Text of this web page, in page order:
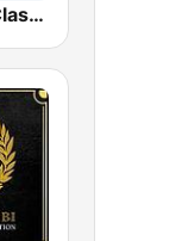
Calm Sleep Classical